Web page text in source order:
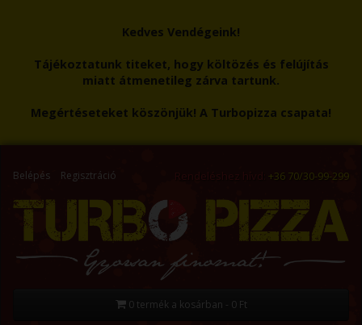
Kedves Vendégeink!
Tájékoztatunk titeket, hogy költözés és felújítás
miatt átmenetileg zárva tartunk.
Megértéseteket köszönjük! A Turbopizza csapata!
Belépés Regisztráció Rendeléshez hívd: +36 70/30-99-299
0 termék a kosárban - 0 Ft